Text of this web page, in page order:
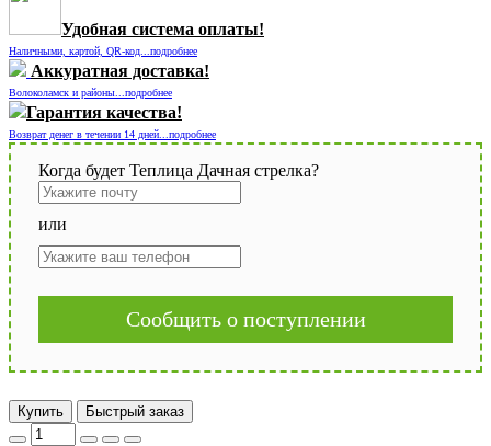
Удобная система оплаты!
Наличными, картой, QR-код...подробнее
Аккуратная доставка!
Волоколамск и районы...подробнее
Гарантия качества!
Возврат денег в течении 14 дней...подробнее
Когда будет Теплица Дачная стрелка?
или
Сообщить о поступлении
Купить Быстрый заказ